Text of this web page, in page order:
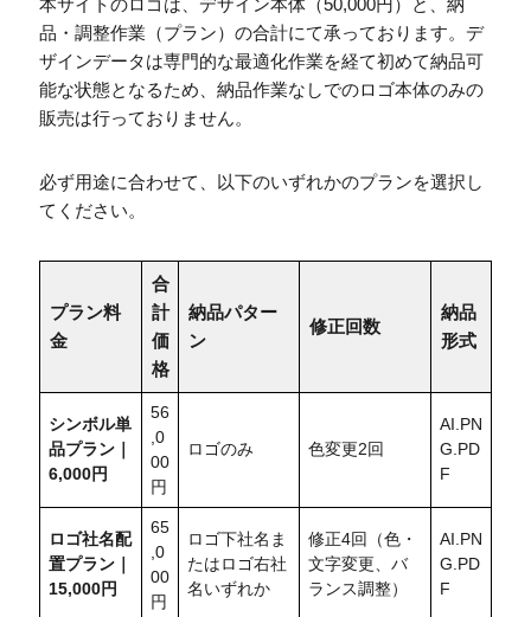
本サイトのロゴは、デザイン本体（50,000円）と、納
品・調整作業（プラン）の合計にて承っております。デ
ザインデータは専門的な最適化作業を経て初めて納品可
能な状態となるため、納品作業なしでのロゴ本体のみの
販売は行っておりません。
必ず用途に合わせて、以下のいずれかのプランを選択し
てください。
プラン料
金
合
計
価
格
納品パター
ン
修正回数
納品
形式
シンボル単
品プラン｜
6,000円
56
,0
00
円
ロゴのみ 色変更2回
AI.PN
G.PD
F
ロゴ社名配
置プラン｜
15,000円
65
,0
00
円
ロゴ下社名ま
たはロゴ右社
名いずれか
修正4回（色・
文字変更、バ
ランス調整）
AI.PN
G.PD
F